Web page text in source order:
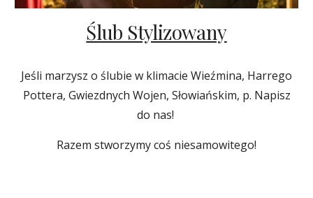
Ślub Stylizowany
Jeśli marzysz o ślubie w klimacie Wieźmina, Harrego
Pottera, Gwiezdnych Wojen, Słowiańskim, p. Napisz
do nas!
Razem stworzymy coś niesamowitego!